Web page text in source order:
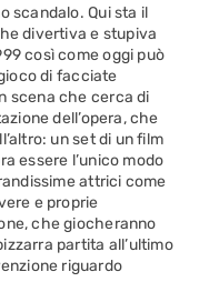
scandalo. Qui sta il
divertiva e stupiva
così come oggi può
di facciate
scena che cerca di
dell’opera, che
un set di un film
essere l’unico modo
attrici come
e proprie
che giocheranno
partita all’ultimo
riguardo